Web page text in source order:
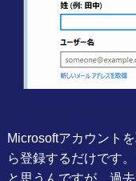
Microsoftアカウント
ら登録するだけです
と思うんですが、過